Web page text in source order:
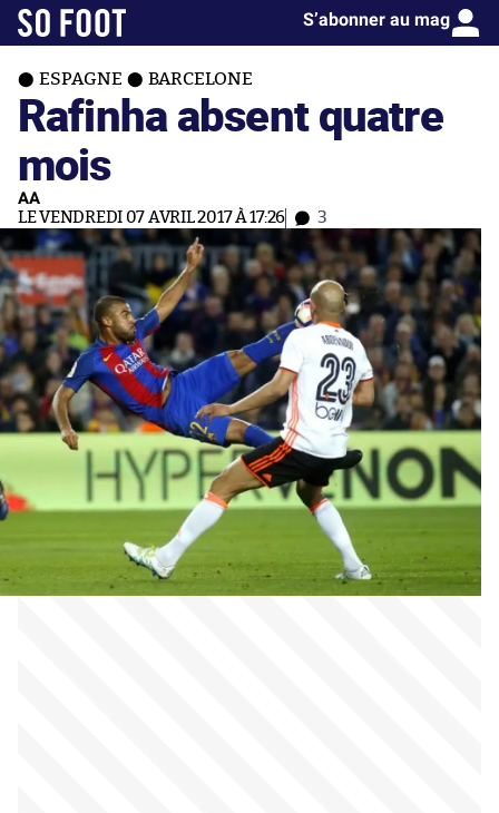
S’abonner au mag
ESPAGNE BARCELONE
Rafinha absent quatre
mois
AA
LE VENDREDI 07 AVRIL 2017 À 17:26 3